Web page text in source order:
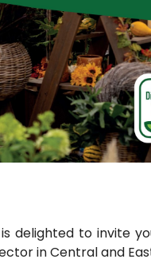
delighted to invite
in Central and